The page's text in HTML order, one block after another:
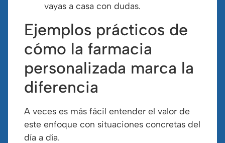
vayas a casa con dudas.
Ejemplos prácticos de
cómo la farmacia
personalizada marca la
diferencia
A veces es más fácil entender el valor de
este enfoque con situaciones concretas del
día a día.